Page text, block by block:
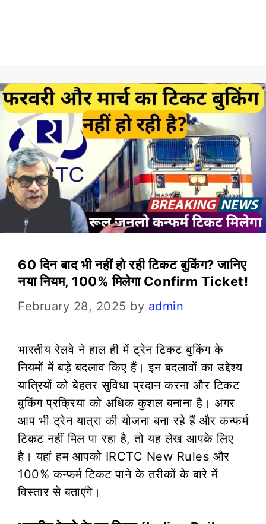
60 दिन बाद भी नहीं हो रही टिकट बुकिंग? जानिए
नया नियम, 100% मिलेगा Confirm Ticket!
February 28, 2025 by admin
भारतीय रेलवे ने हाल ही में ट्रेन टिकट बुकिंग के
नियमों में बड़े बदलाव किए हैं। इन बदलावों का उद्देश्य
यात्रियों को बेहतर सुविधा प्रदान करना और टिकट
बुकिंग प्रक्रिया को अधिक कुशल बनाना है। अगर
आप भी ट्रेन यात्रा की योजना बना रहे हैं और कन्फर्म
टिकट नहीं मिल पा रहा है, तो यह लेख आपके लिए
है। यहां हम आपको IRCTC New Rules और
100% कन्फर्म टिकट पाने के तरीकों के बारे में
विस्तार से बताएंगे।